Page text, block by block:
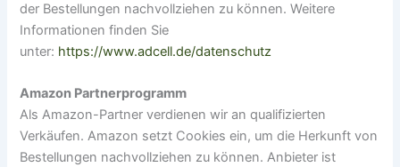
der Bestellungen nachvollziehen zu können. Weitere
Informationen finden Sie
unter: https://www.adcell.de/datenschutz
Amazon Partnerprogramm
Als Amazon-Partner verdienen wir an qualifizierten
Verkäufen. Amazon setzt Cookies ein, um die Herkunft von
Bestellungen nachvollziehen zu können. Anbieter ist